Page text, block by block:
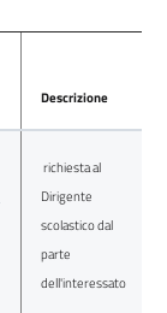
Descrizione
richiesta al
Dirigente
scolastico dal
parte
dell'interessato